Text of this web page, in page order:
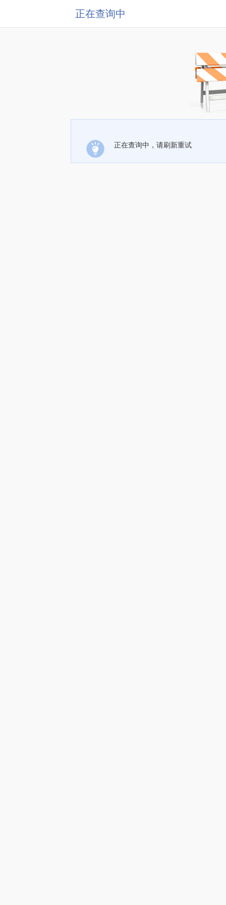
正在查询中
正在查询中，请刷新重试